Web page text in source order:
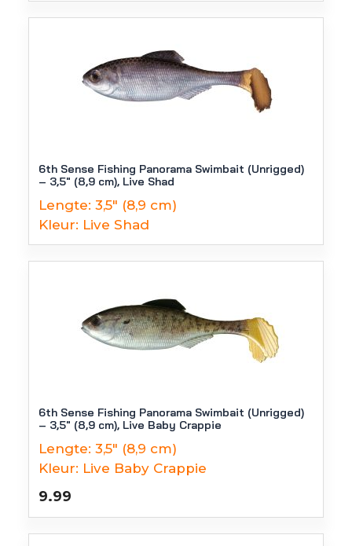
6th Sense Fishing Panorama Swimbait (Unrigged)
– 3,5″ (8,9 cm), Live Shad
Lengte: 3,5" (8,9 cm)
Kleur: Live Shad
6th Sense Fishing Panorama Swimbait (Unrigged)
– 3,5″ (8,9 cm), Live Baby Crappie
Lengte: 3,5" (8,9 cm)
Kleur: Live Baby Crappie
9.99